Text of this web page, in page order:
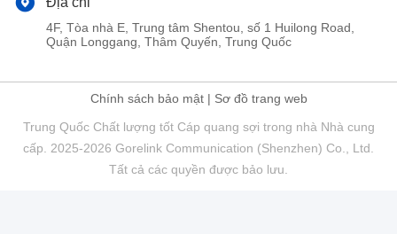
4F, Tòa nhà E, Trung tâm Shentou, số 1 Huilong Road,
Quận Longgang, Thâm Quyến, Trung Quốc
Chính sách bảo mật| Sơ đồ trang web
Trung Quốc Chất lượng tốt Cáp quang sợi trong nhà Nhà cung
cấp. 2025-2026 Gorelink Communication (Shenzhen) Co., Ltd.
Tất cả các quyền được bảo lưu.